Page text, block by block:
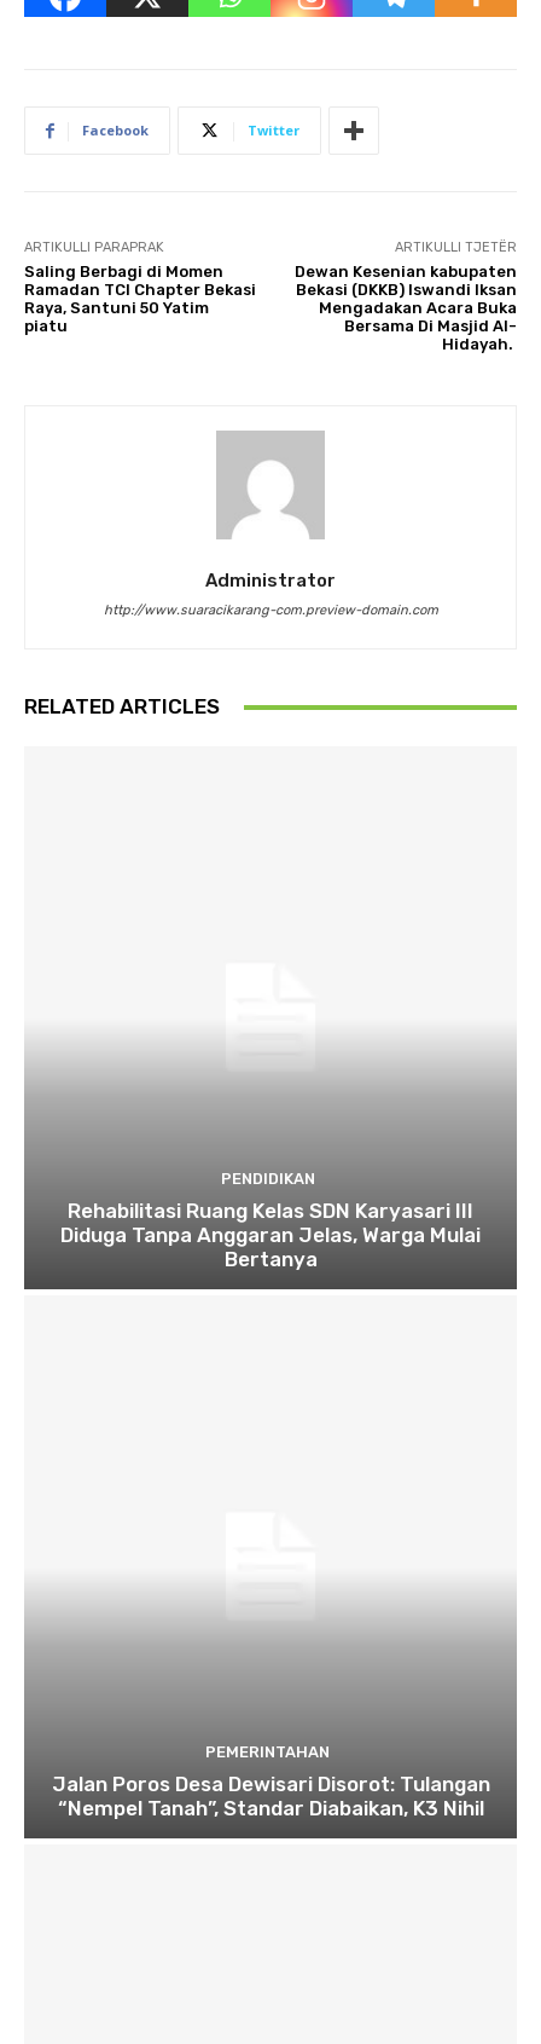
Facebook Twitter
ARTIKULLI PARAPRAK
Saling Berbagi di Momen
Ramadan TCI Chapter Bekasi
Raya, Santuni 50 Yatim
piatu
ARTIKULLI TJETËR
Dewan Kesenian kabupaten
Bekasi (DKKB) Iswandi Iksan
Mengadakan Acara Buka
Bersama Di Masjid Al-
Hidayah.
Administrator
http://www.suaracikarang-com.preview-domain.com
RELATED ARTICLES
PENDIDIKAN
Rehabilitasi Ruang Kelas SDN Karyasari III
Diduga Tanpa Anggaran Jelas, Warga Mulai
Bertanya
PEMERINTAHAN
Jalan Poros Desa Dewisari Disorot: Tulangan
“Nempel Tanah”, Standar Diabaikan, K3 Nihil